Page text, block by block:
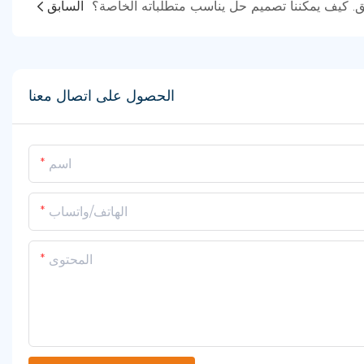
السابق
الحصول على اتصال معنا
اسم
الهاتف/واتساب
المحتوى